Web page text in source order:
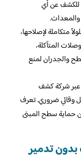
للكشف عن أي
متكاملة لإصلاحها،
المتآكلة،
والجدران لمنع
عبر شركة كشف
وقائي ضروري. تعرف
حماية سطح المبنى
تدمير